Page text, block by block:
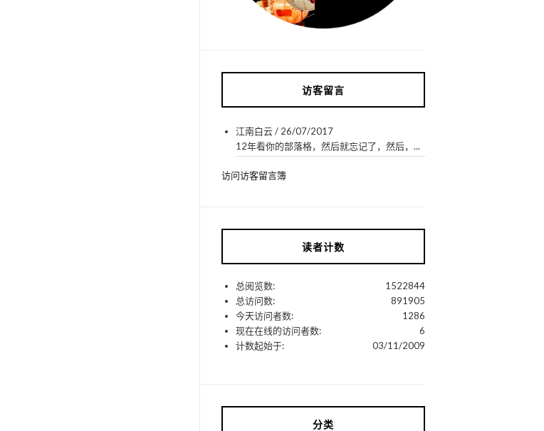
访客留言
江南白云/ 26/07/2017
12年看你的部落格，然后就忘记了，然后，...
访问访客留言簿
读者计数
1522844
总阅览数:
891905
总访问数:
1286
今天访问者数:
6
现在在线的访问者数:
03/11/2009
计数起始于:
分类